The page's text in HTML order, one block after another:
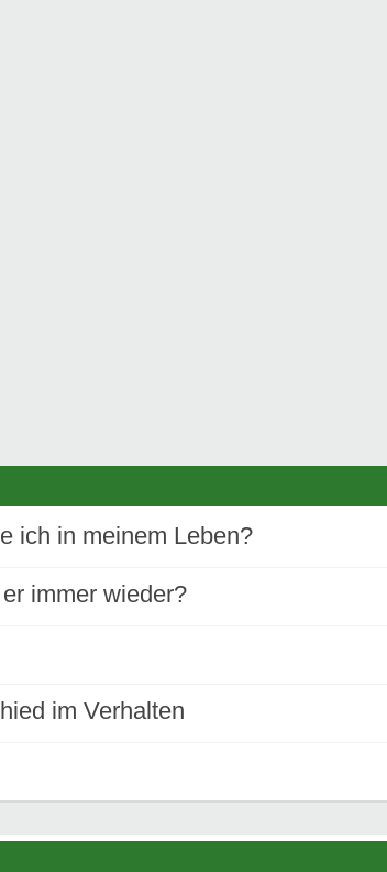
ich in meinem Leben?
immer wieder?
im Verhalten